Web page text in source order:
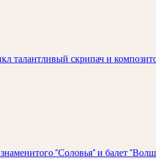
талантливый скрипач и
"Соловья" и балет